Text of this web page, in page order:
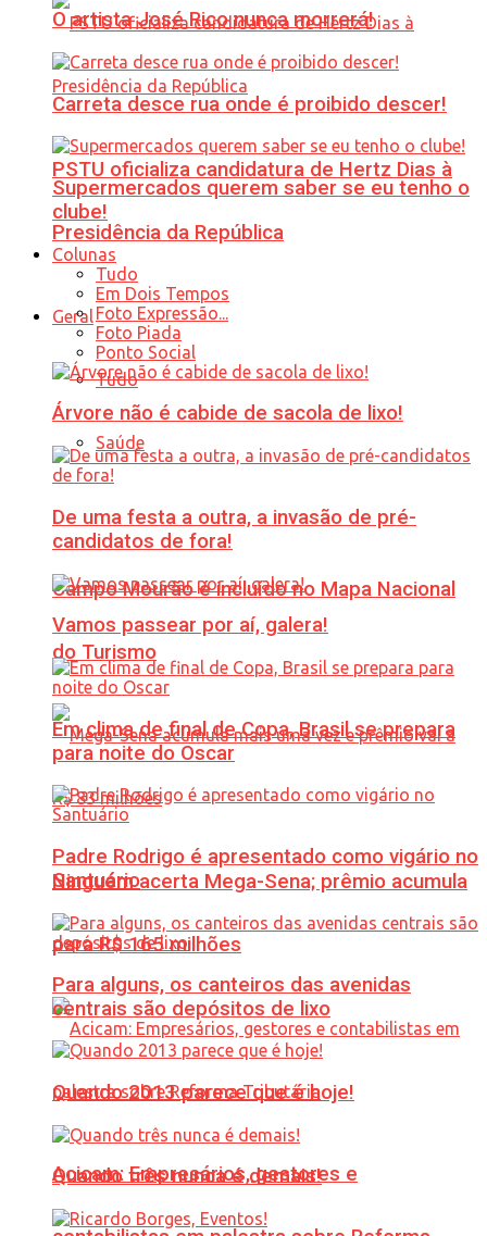
PSTU oficializa candidatura de Hertz Dias à
Presidência da República
Geral
Tudo
Saúde
Campo Mourão é incluído no Mapa Nacional
do Turismo
Ninguém acerta Mega-Sena; prêmio acumula
para R$ 165 milhões
Acicam: Empresários, gestores e
O artista José Rico nunca morrerá!
Carreta desce rua onde é proibido descer!
Supermercados querem saber se eu tenho o
clube!
Colunas
Tudo
Em Dois Tempos
Foto Expressão...
Foto Piada
Ponto Social
Árvore não é cabide de sacola de lixo!
De uma festa a outra, a invasão de pré-
candidatos de fora!
Vamos passear por aí, galera!
Em clima de final de Copa, Brasil se prepara
para noite do Oscar
Padre Rodrigo é apresentado como vigário no
Santuário
Para alguns, os canteiros das avenidas
centrais são depósitos de lixo
Quando 2013 parece que é hoje!
Quando três nunca é demais!